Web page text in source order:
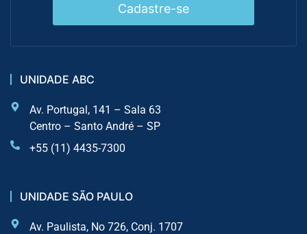
Cadastre-se
UNIDADE ABC
Av. Portugal, 141 – Sala 63
Centro – Santo André – SP
+55 (11) 4435-7300
UNIDADE SÃO PAULO
Av. Paulista, No 726, Conj. 1707